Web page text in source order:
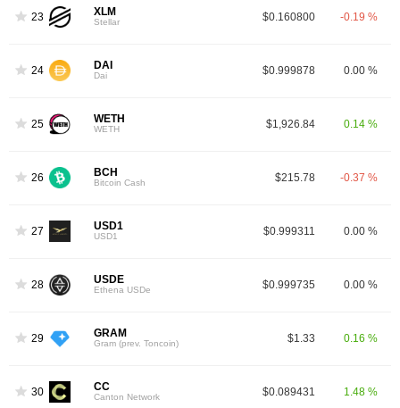
23 XLM
Stellar $0.160800 -0.19 %
24 DAI
Dai $0.999878 0.00 %
25 WETH
WETH $1,926.84 0.14 %
26 BCH
Bitcoin Cash $215.78 -0.37 %
27 USD1
USD1 $0.999311 0.00 %
28 USDE
Ethena USDe $0.999735 0.00 %
29 GRAM
Gram (prev. Toncoin) $1.33 0.16 %
30 CC
Canton Network $0.089431 1.48 %